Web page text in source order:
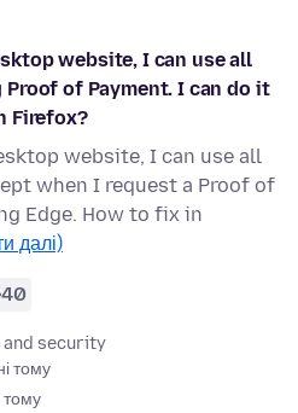
website, I can use all
of Payment. I can do it
Firefox?
website, I can use all
when I request a Proof of
Edge. How to fix in
далі)
40
and security
тому
тому